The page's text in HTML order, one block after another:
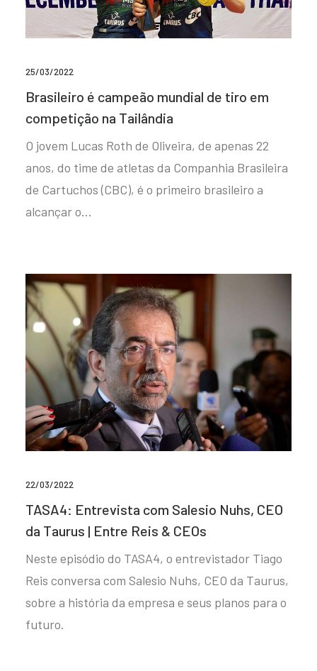
25/03/2022
Brasileiro é campeão mundial de tiro em
competição na Tailândia
O jovem Lucas Roth de Oliveira, de apenas 22
anos, do time de atletas da Companhia Brasileira
de Cartuchos (CBC), é o primeiro brasileiro a
alcançar o…
22/03/2022
TASA4: Entrevista com Salesio Nuhs, CEO
da Taurus | Entre Reis & CEOs
Neste episódio do TASA4, o entrevistador Tiago
Reis conversa com Salesio Nuhs, CEO da Taurus,
sobre a história da empresa e seus planos para o
futuro.